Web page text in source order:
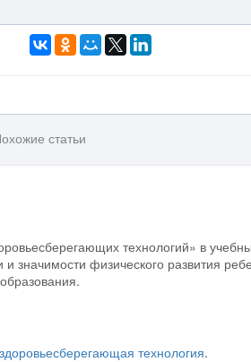
статьи
технологий» в
значимости физического развития
здоровьесберегающая технология.